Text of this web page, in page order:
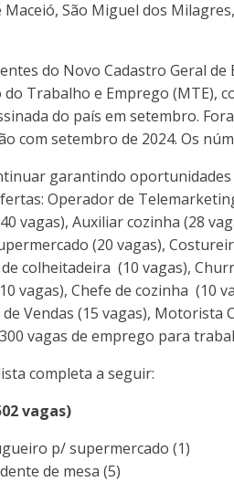
Maceió, São Miguel dos
do Novo Cadastro Geral
Trabalho e Emprego (MTE),
do país em setembro.
com setembro de 2024. Os
garantindo
Operador de
vagas), Auxiliar cozinha (28
(20 vagas),
colheitadeira (10 vagas),
vagas), Chefe de cozinha (10
Vendas (15 vagas), Motorista
vagas de emprego para
completa a seguir:
vagas)
p/ supermercado (1)
de mesa (5)